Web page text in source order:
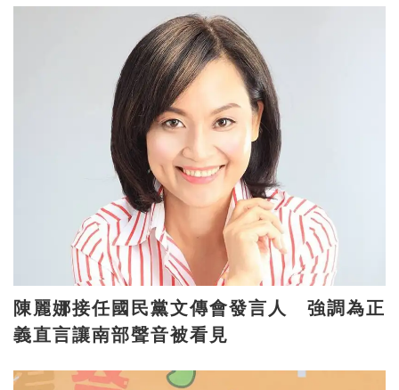
陳麗娜接任國民黨文傳會發言人 強調為正
義直言讓南部聲音被看見